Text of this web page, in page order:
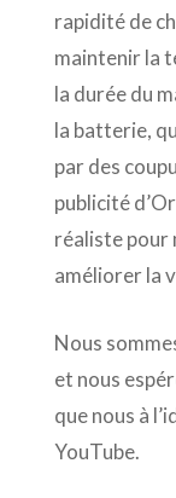
rapidité de
maintenir la
la durée du
la batterie,
par des
publicité
réaliste pour
améliorer la
Nous
et nous
que nous à
YouTube.